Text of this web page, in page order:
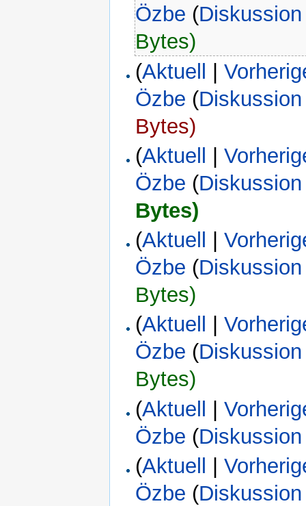
Özbe (Diskussion
Bytes)
(Aktuell |
Özbe (Diskussion
Bytes)
(Aktuell |
Özbe (Diskussion
Bytes)
(Aktuell |
Özbe (Diskussion
Bytes)
(Aktuell |
Özbe (Diskussion
Bytes)
(Aktuell |
Özbe (Diskussion
(Aktuell |
Özbe (Diskussion